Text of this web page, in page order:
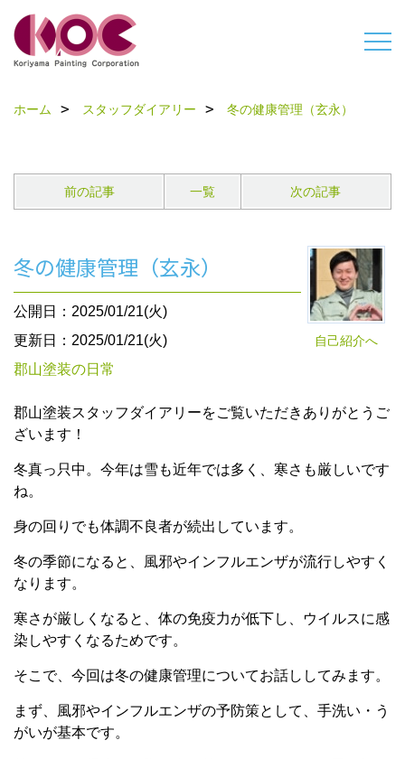
ホーム スタッフダイアリー 冬の健康管理（玄永）
前の記事 一覧 次の記事
自己紹介へ
冬の健康管理（玄永）
公開日：2025/01/21(火)
更新日：2025/01/21(火)
郡山塗装の日常
郡山塗装スタッフダイアリーをご覧いただきありがとうご
ざいます！
冬真っ只中。今年は雪も近年では多く、寒さも厳しいです
ね。
身の回りでも体調不良者が続出しています。
冬の季節になると、風邪やインフルエンザが流行しやすく
なります。
寒さが厳しくなると、体の免疫力が低下し、ウイルスに感
染しやすくなるためです。
そこで、今回は冬の健康管理についてお話ししてみます。
まず、風邪やインフルエンザの予防策として、手洗い・う
がいが基本です。